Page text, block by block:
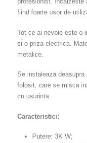
fiind foarte usor de
Tot ce ai nevoie este o
si o priza electrica.
metalice.
Se instaleaza
folosit, care se misca
cu usurinta.
Caracteristici:
Putere: 3K W;